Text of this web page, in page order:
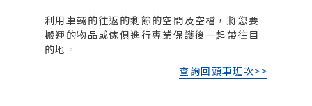
利用車輛的往返的剩餘的空間及空檔，將您要
搬運的物品或傢俱進行專業保護後一起帶往目
的地。
查詢回頭車班次>>